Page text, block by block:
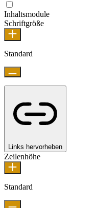
Inhaltsmodule
Schriftgröße
Standard
Links hervorheben
Zeilenhöhe
Standard